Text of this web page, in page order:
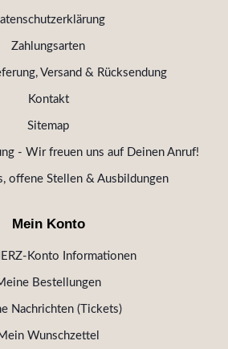
Zahlungsarten
Versand & Rücksendung
Kontakt
Sitemap
- Wir freuen uns auf Deinen Anruf!
offene Stellen & Ausbildungen
Mein Konto
Konto Informationen
Bestellungen
Nachrichten (Tickets)
Wunschzettel